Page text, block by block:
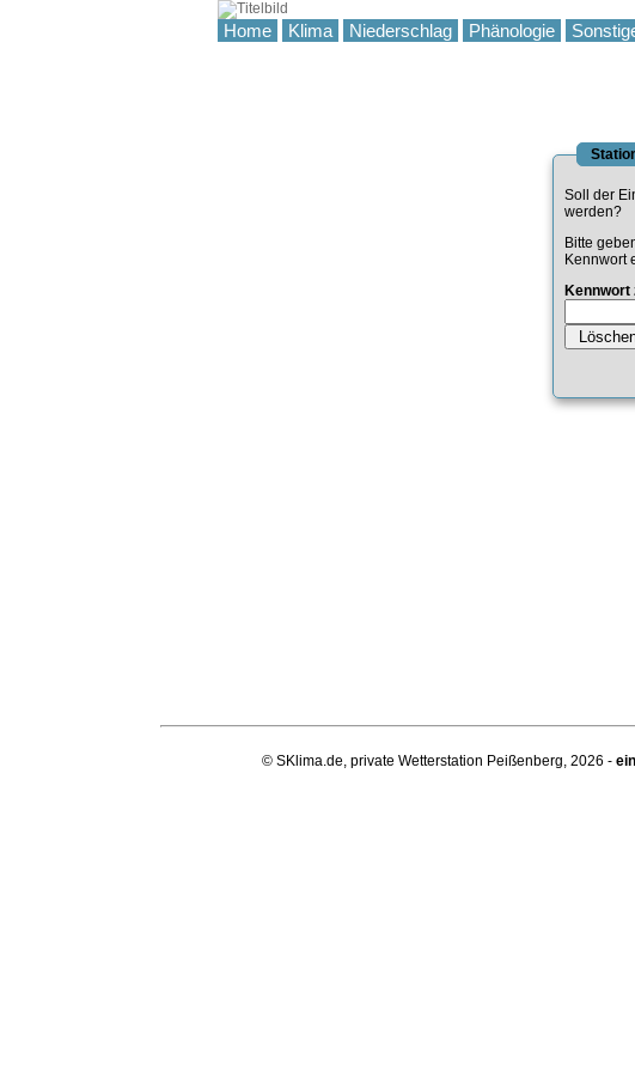
Home Klima Niederschlag Phänologie
Soll der
werden?
Bitte
Kennwort
Kennwort
© SKlima.de, private Wetterstation Peißenberg, 2026 -